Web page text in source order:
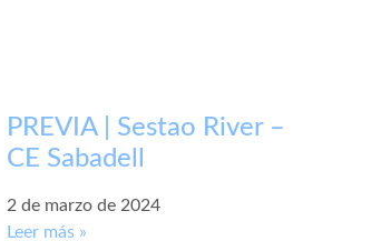
PREVIA | Sestao River –
CE Sabadell
2 de marzo de 2024
Leer más »